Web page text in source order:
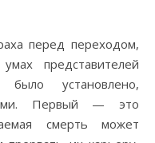
перед переходом,
представителей
установлено,
Первый — это
смерть может